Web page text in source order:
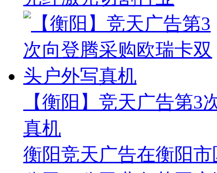
【衡阳】竞天广告第
真机
衡阳竞天广告在衡阳